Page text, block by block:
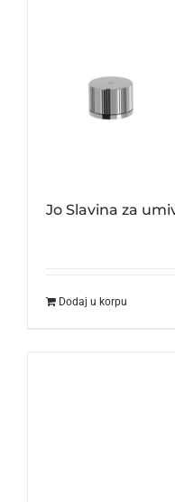
Jo Slavina za
Dodaj u korpu